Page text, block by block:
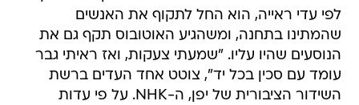
לפי עדי ראייה, הוא החל לתקוף את האנשים
שהמתינו בתחנה, ומשהגיע האוטובוס תקף גם את
הנוסעים שהיו עליו. "שמעתי צעקות, ואז ראיתי גבר
עומד עם סכין בכל יד", צוטט אחד העדים ברשת
השידור הציבורית של יפן, ה-NHK. על פי עדות